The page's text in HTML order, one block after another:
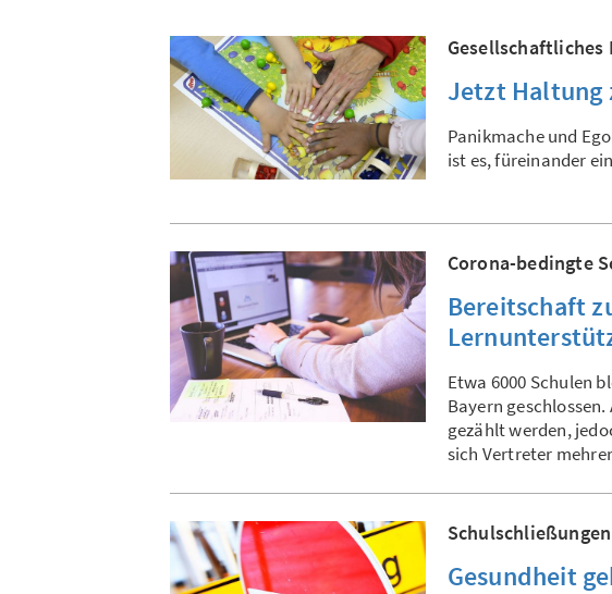
Jetzt Haltung
Panikmache und
ist es, füreinander
Corona-bedingte
Bereitschaft
Etwa 6000 Schulen
Bayern
gezählt werden,
sich Vertreter
Gesundheit